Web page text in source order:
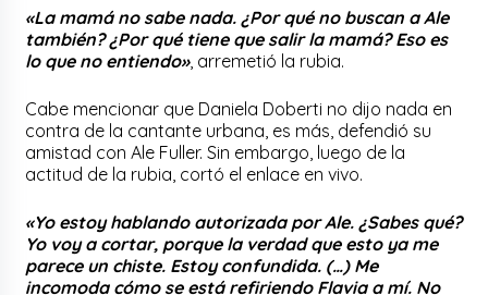
«La mamá no sabe nada. ¿Por qué no buscan a Ale
también? ¿Por qué tiene que salir la mamá? Eso es
lo que no entiendo», arremetió la rubia.
Cabe mencionar que Daniela Doberti no dijo nada en
contra de la cantante urbana, es más, defendió su
amistad con Ale Fuller. Sin embargo, luego de la
actitud de la rubia, cortó el enlace en vivo.
«Yo estoy hablando autorizada por Ale. ¿Sabes qué?
Yo voy a cortar, porque la verdad que esto ya me
parece un chiste. Estoy confundida. (…) Me
incomoda cómo se está refiriendo Flavia a mí. No